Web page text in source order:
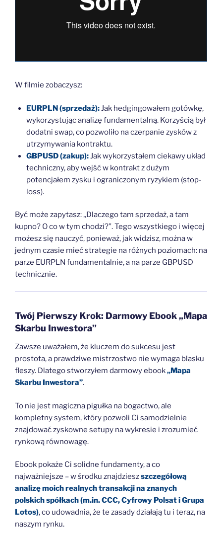
W filmie zobaczysz:
EURPLN (sprzedaż):Jak hedgingowałem gotówkę,
wykorzystując analizę fundamentalną. Korzyścią był
dodatni swap, co pozwoliło na czerpanie zysków z
utrzymywania kontraktu.
GBPUSD (zakup):Jak wykorzystałem ciekawy układ
techniczny, aby wejść w kontrakt z dużym
potencjałem zysku i ograniczonym ryzykiem (stop-
loss).
Być może zapytasz: „Dlaczego tam sprzedaż, a tam
kupno? O co w tym chodzi?”. Tego wszystkiego i więcej
możesz się nauczyć, ponieważ, jak widzisz, można w
jednym czasie mieć strategie na różnych poziomach: na
parze EURPLN fundamentalnie, a na parze GBPUSD
technicznie.
Twój Pierwszy Krok: Darmowy Ebook „Mapa
Skarbu Inwestora”
Zawsze uważałem, że kluczem do sukcesu jest
prostota, a prawdziwe mistrzostwo nie wymaga blasku
fleszy. Dlatego stworzyłem darmowy ebook„Mapa
Skarbu Inwestora”.
To nie jest magiczna pigułka na bogactwo, ale
kompletny system, który pozwoli Ci samodzielnie
znajdować zyskowne setupy na wykresie i zrozumieć
rynkową równowagę.
Ebook pokaże Ci solidne fundamenty, a co
najważniejsze – w środku znajdzieszszczegółową
analizę moich realnych transakcji na znanych
polskich spółkach (m.in. CCC, Cyfrowy Polsat i Grupa
Lotos), co udowadnia, że te zasady działają tu i teraz, na
naszym rynku.